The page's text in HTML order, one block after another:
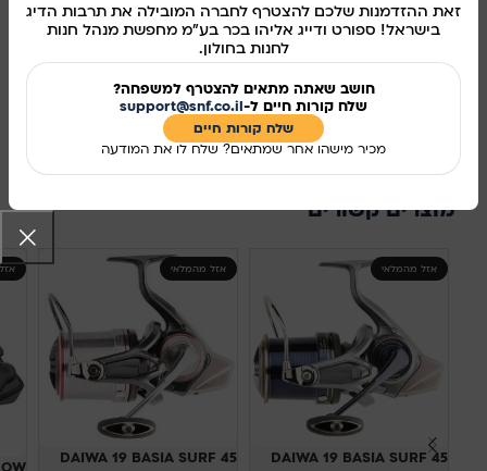
זאת ההזדמנות שלכם להצטרף לחברה המובילה את תרבות הדיג
בישראל! ספורט ודייג אליהו בכר בע"מ מחפשת מנהל חנות
לחנות בחולון.
חושב שאתה מתאים להצטרף למשפחה?
שלח קורות חיים ל-support@snf.co.il
שלח קורות חיים​
מכיר מישהו אחר שמתאים? שלח לו את המודעה
מידע נוסף
שיתוף ברשתות החברתיות:
מוצרים קשורים
אזל מהמלאי
DAIWA 19 BASIA SURF 45
אזל מהמלאי
DAIWA 19 BASIA SURF 45